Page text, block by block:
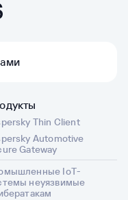
Thin Client
Automotive
Gateway
IoT-
неуязвимые